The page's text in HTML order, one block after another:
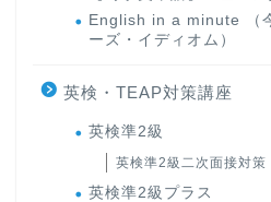
English in a minute （
ーズ・イディオム）
英検・TEAP対策講座
英検準2級
英検準2級二次面接対策
英検準2級プラス